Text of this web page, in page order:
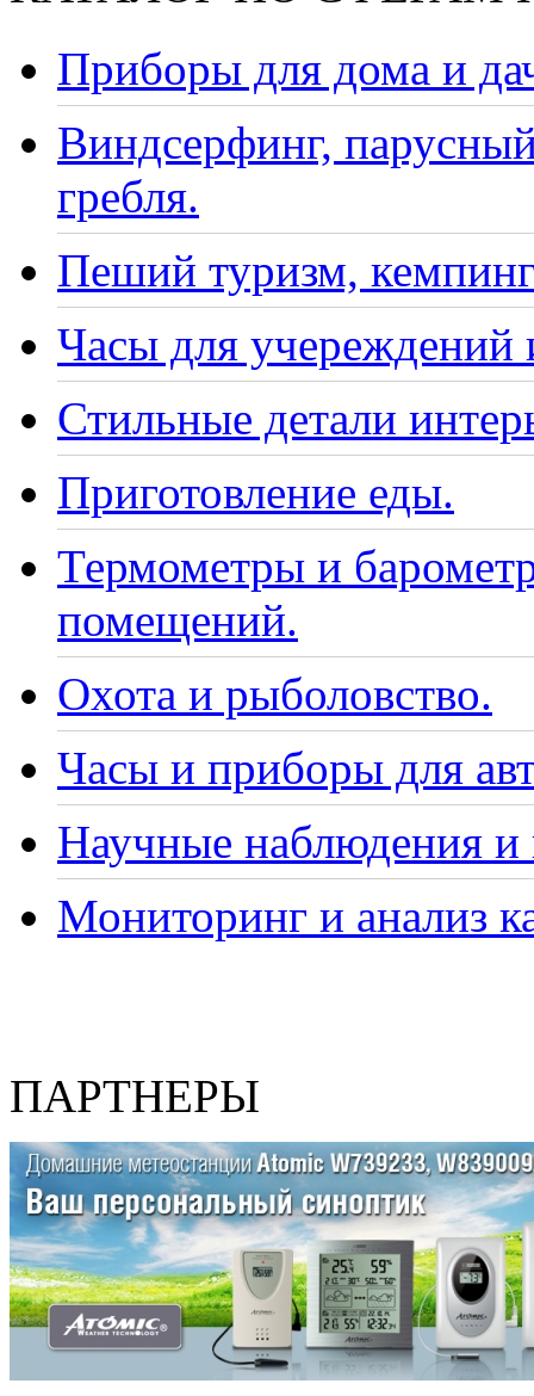
Приборы для дома и
Виндсерфинг,
гребля.
Пеший туризм,
Часы для учереждений
Стильные детали
Приготовление еды.
Термометры и
помещений.
Охота и рыболовство.
Часы и приборы для
Научные наблюдения и
Мониторинг и анализ
ПАРТНЕРЫ